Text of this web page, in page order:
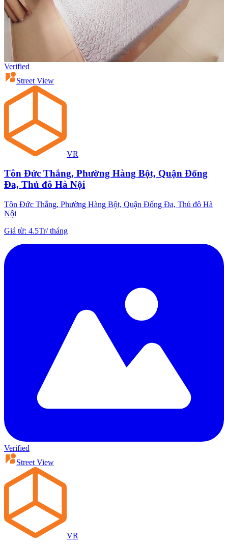
Verified
Street View
VR
Tôn Đức Thắng, Phường Hàng Bột, Quận Đống
Đa, Thủ đô Hà Nội
Tôn Đức Thắng, Phường Hàng Bột, Quận Đống Đa, Thủ đô Hà
Nội
Giá từ: 4.5Tr/tháng
Verified
Street View
VR